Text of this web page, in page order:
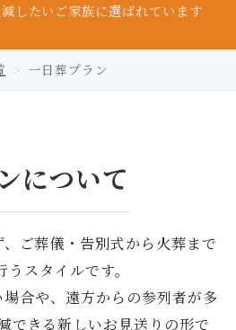
したいご家族に選ばれています
一日葬プラン
について
ご葬儀・告別式から火葬まで
うスタイルです。
合や、遠方からの参列者が多
できる新しいお見送りの形で